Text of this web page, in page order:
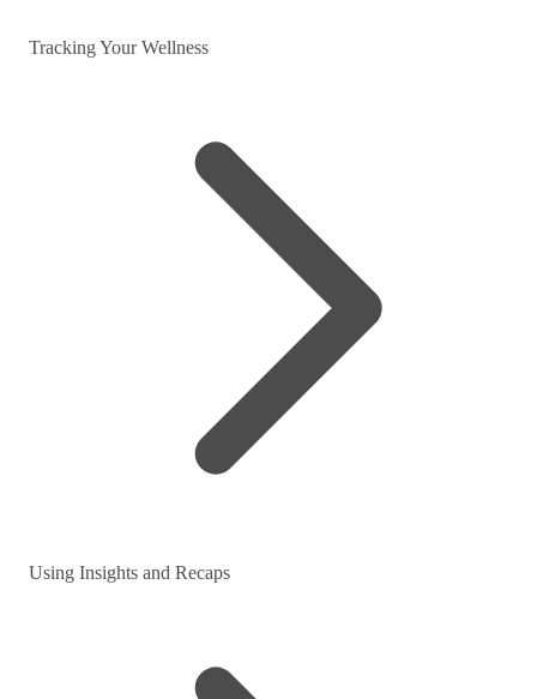
Tracking Your Wellness
Using Insights and Recaps